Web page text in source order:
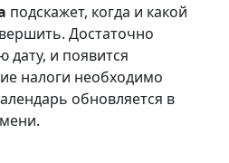
подскажет, когда и какой
Достаточно
и появится
налоги необходимо
обновляется в